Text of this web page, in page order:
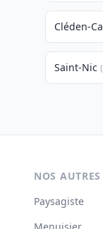
Cléden-
Saint-Nic
NOS
Paysagiste